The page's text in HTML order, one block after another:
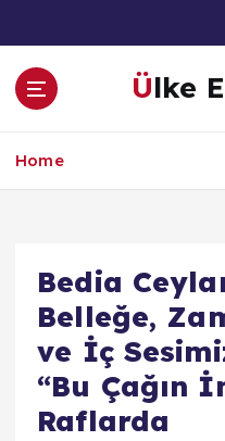
a
Ülke
Home
Bedia
Belleğe,
ve İç
“Bu Çağın
Raflarda